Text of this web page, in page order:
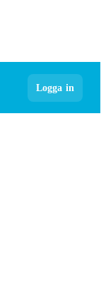
Logga in